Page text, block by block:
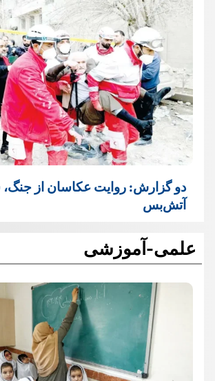
دو گزارش: روایت عکاسان از
آتش‌بس
علمی-آموزشی